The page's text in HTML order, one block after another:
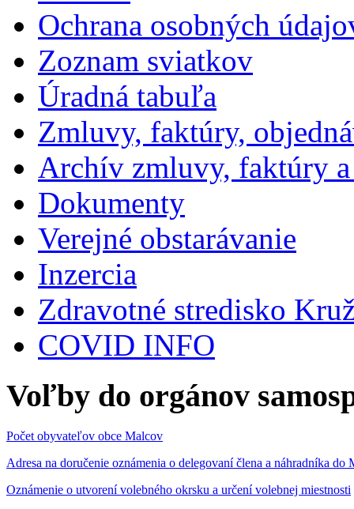
Ochrana osobných
Zoznam sviatkov
Úradná tabuľa
Zmluvy, faktúry,
Archív zmluvy, faktúry
Dokumenty
Verejné obstarávanie
Inzercia
Zdravotné stredisko
COVID INFO
Voľby do orgánov
Počet obyvateľov obce Malcov
Adresa na doručenie oznámenia o delegovaní člena a náhradníka
Oznámenie o utvorení volebného okrsku a určení volebnej miestnosti